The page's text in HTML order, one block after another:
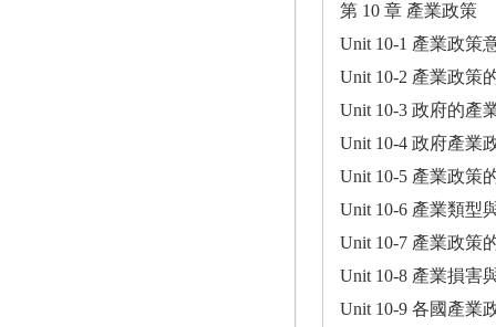
第 10 章 產業政策
Unit 10-1 產業政策
Unit 10-2 產業政策
Unit 10-3 政府的產
Unit 10-4 政府產業
Unit 10-5 產業政策
Unit 10-6 產業類型
Unit 10-7 產業政策
Unit 10-8 產業損害
Unit 10-9 各國產業